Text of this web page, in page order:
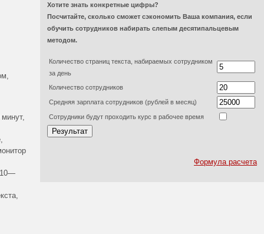
10—
Хотите знать конкретные цифры?
Посчитайте, сколько сможет сэкономить Ваша компания, если
обучить сотрудников набирать слепым десятипальцевым
методом.
Количество страниц текста, набираемых сотрудником
за день
Количество сотрудников
Средняя зарплата сотрудников (рублей в месяц)
Сотрудники будут проходить курс в рабочее время
Формула расчета